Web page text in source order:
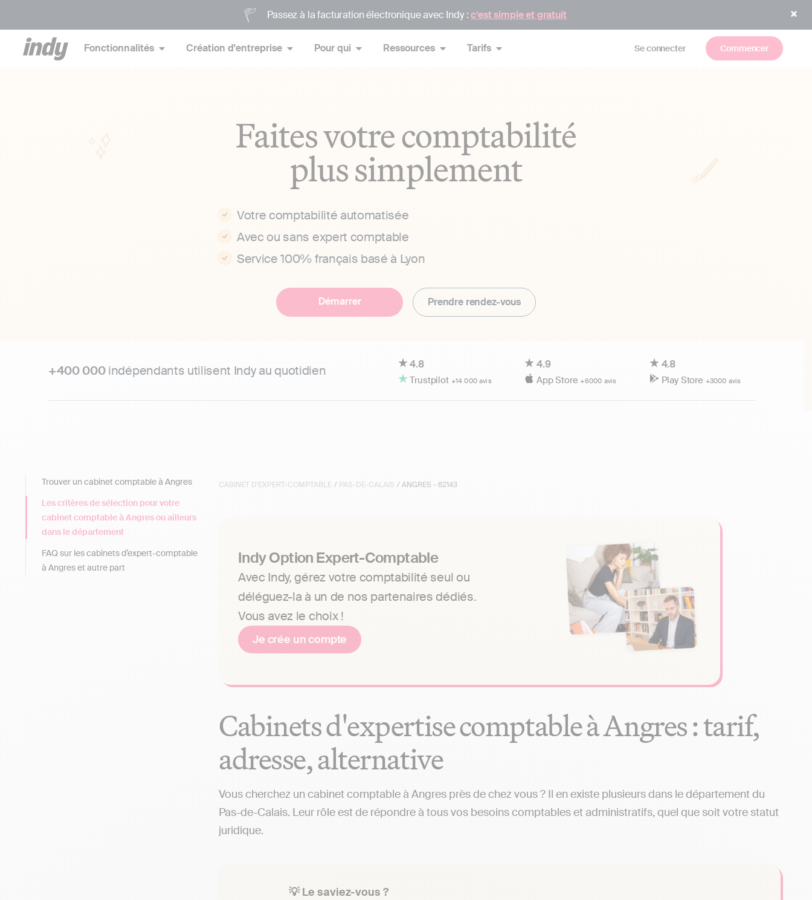
Passez à la facturation électronique avec Indy :c’est simple et gratuit
Fonctionnalités Création d'entreprise Pour qui Ressources Tarifs Se connecter Commencer
Faites votre comptabilité
plus simplement
Votre comptabilité automatisée
Avec ou sans expert comptable
Service 100% français basé à Lyon
Démarrer Prendre rendez-vous
+400 000indépendants utilisent Indy au quotidien 4.8
Trustpilot +14 000 avis
4.9
App Store+6000 avis
4.8
Play Store +3000 avis
CABINET D'EXPERT-COMPTABLE / PAS-DE-CALAIS / ANGRES - 62143
Indy Option Expert-Comptable
Avec Indy, gérez votre comptabilité seul ou
déléguez-la à un de nos partenaires dédiés.
Vous avez le choix !
Je crée un compte
Cabinets d'expertise comptable à Angres : tarif,
adresse, alternative
Vous cherchez un cabinet comptable à Angres près de chez vous ? Il en existe plusieurs dans le département du
Pas-de-Calais. Leur rôle est de répondre à tous vos besoins comptables et administratifs, quel que soit votre statut
juridique.
💡 Le saviez-vous ?
Trouver un cabinet comptable à Angres
Les critères de sélection pour votre
cabinet comptable à Angres ou ailleurs
dans le département
FAQ sur les cabinets d’expert-comptable
à Angres et autre part